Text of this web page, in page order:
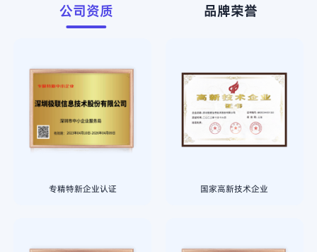
公司资质 品牌荣誉
专精特新企业认证 国家高新技术企业